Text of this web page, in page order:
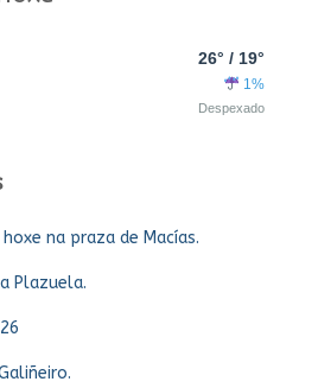
26° / 19°
1%
Despexado
na praza de Macías.
Plazuela.